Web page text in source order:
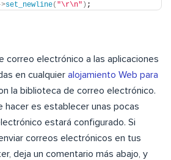
>set_newline( "\r\n" ) ;
correo electrónico a las aplicaciones
en cualquier alojamiento Web para
la biblioteca de correo electrónico.
hacer es establecer unas pocas
estará configurado. Si
correos electrónicos en tus
deja un comentario más abajo, y